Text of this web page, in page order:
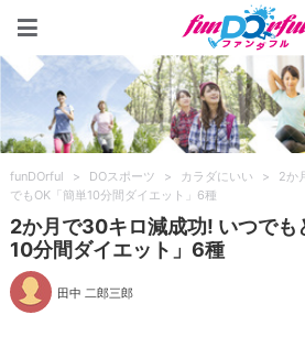
funDOrful > DOスポーツ > カラダにいい >
2か
でもOK「簡単10分間ダイエット」6種
2か月で30キロ減成功! いつでも
10分間ダイエット」6種
田中 二郎三郎